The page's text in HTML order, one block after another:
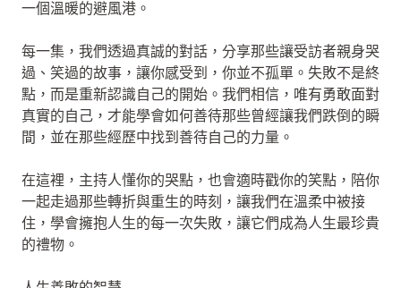
一個溫暖的避風港。
每一集，我們透過真誠的對話，分享那些讓受訪者親身哭
過、笑過的故事，讓你感受到，你並不孤單。失敗不是終
點，而是重新認識自己的開始。我們相信，唯有勇敢面對
真實的自己，才能學會如何善待那些曾經讓我們跌倒的瞬
間，並在那些經歷中找到善待自己的力量。
在這裡，主持人懂你的哭點，也會適時戳你的笑點，陪你
一起走過那些轉折與重生的時刻，讓我們在溫柔中被接
住，學會擁抱人生的每一次失敗，讓它們成為人生最珍貴
的禮物。